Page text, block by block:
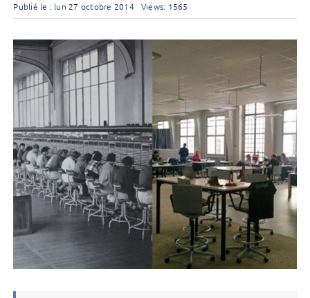
Publié le : lun 27 octobre 2014 Views: 1565